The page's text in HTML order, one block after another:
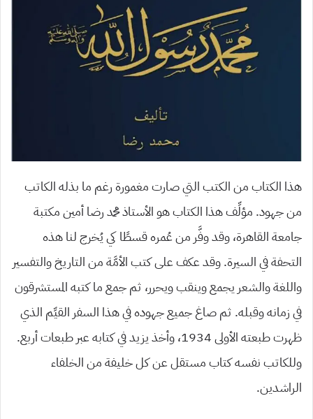
هذا الكتاب من الكتب التي صارت مغمورة رغم ما بذله الكاتب
من جهود. مؤلِّف هذا الكتاب هو الأستاذ محمد رضا أمين مكتبة
جامعة القاهرة، وقد وفَّر من عُمره قسطًا كي يُخرج لنا هذه
التحفة في السيرة. وقد عكف على كتب الأمَّة من التاريخ والتفسير
واللغة والشعر يجمع وينقب ويحرر، ثم جمع ما كتبه المستشرقون
في زمانه وقبله. ثم صاغ جميع جهوده في هذا السفر القيِّم الذي
ظهرت طبعته الأولى 1934، وأخذ يزيد في كتابه عبر طبعات أربع.
وللكاتب نفسه كتاب مستقل عن كل خليفة من الخلفاء
الراشدين.